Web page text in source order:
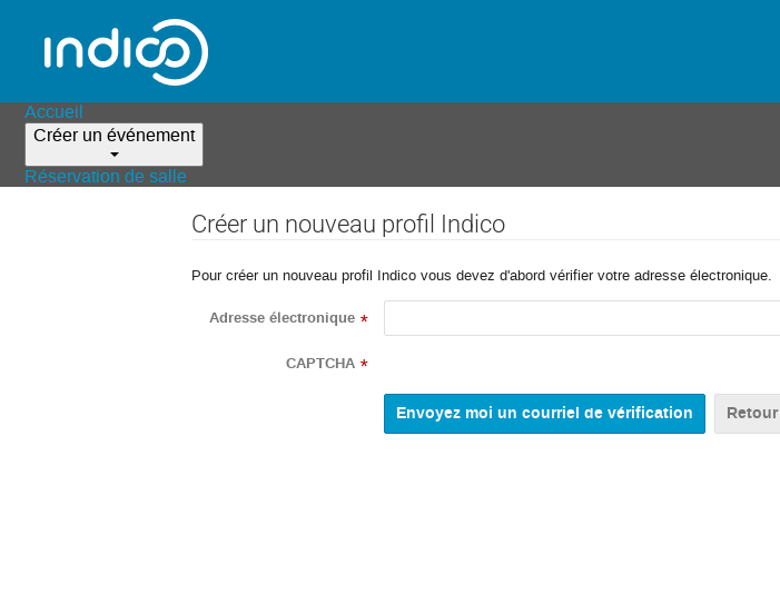
Accueil
Créer un événement
Réservation de salle
Créer un nouveau profil Indico
Pour créer un nouveau profil Indico vous devez d'abord vérifier votre adresse électronique.
Adresse électronique *
CAPTCHA *
Retour